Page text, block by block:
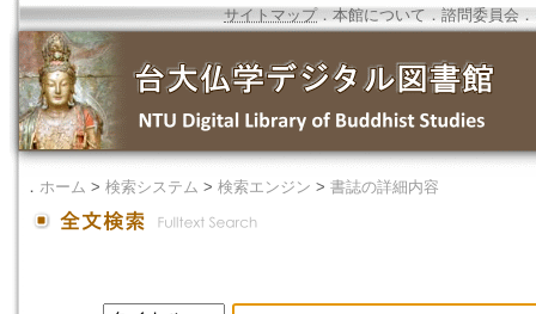
サイトマップ．本館について ． 諮問委員会 ．
． ホーム > 検索システム > 検索エンジン > 書誌の詳細内容